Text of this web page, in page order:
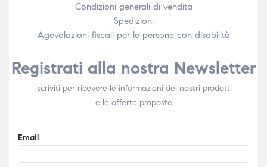
Condizioni generali di vendita
Spedizioni
Agevolazioni fiscali per le persone con disabilità​
Registrati alla nostra Newsletter
iscriviti per ricevere le informazioni dei nostri prodotti
e le offerte proposte
Email